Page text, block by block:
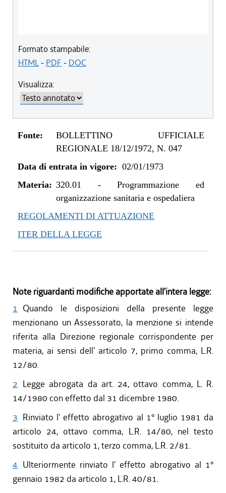
Formato stampabile:
HTML- PDF - DOC
Visualizza:
Fonte:
BOLLETTINO UFFICIALE
REGIONALE 18/12/1972, N. 047
Data di entrata in vigore: 02/01/1973
Materia: 320.01 -Programmazione ed
organizzazione sanitaria e ospedaliera
REGOLAMENTI DI ATTUAZIONE
ITER DELLA LEGGE
Note riguardanti modifiche apportate all’intera legge:
1 Quando le disposizioni della presente legge
menzionano un Assessorato, la menzione si intende
riferita alla Direzione regionale corrispondente per
materia, ai sensi dell' articolo 7, primo comma, L.R.
12/80.
2 Legge abrogata da art. 24, ottavo comma, L. R.
14/1980 con effetto dal 31 dicembre 1980.
3 Rinviato l' effetto abrogativo al 1° luglio 1981 da
articolo 24, ottavo comma, L.R. 14/80, nel testo
sostituito da articolo 1, terzo comma, L.R. 2/81.
4 Ulteriormente rinviato l' effetto abrogativo al 1°
gennaio 1982 da articolo 1, L.R. 40/81.